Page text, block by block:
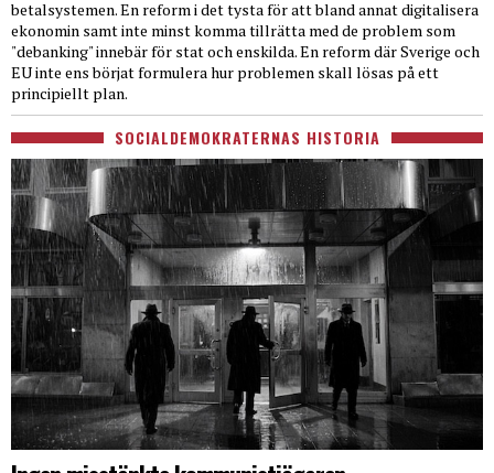
betalsystemen. En reform i det tysta för att bland annat digitalisera
ekonomin samt inte minst komma tillrätta med de problem som
"debanking" innebär för stat och enskilda. En reform där Sverige och
EU inte ens börjat formulera hur problemen skall lösas på ett
principiellt plan.
SOCIALDEMOKRATERNAS HISTORIA